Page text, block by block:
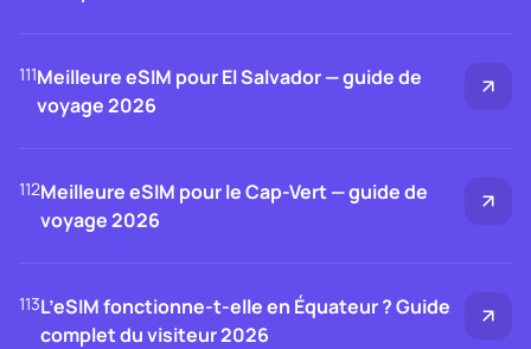
111Meilleure eSIM pour El Salvador — guide de
voyage 2026
112Meilleure eSIM pour le Cap-Vert — guide de
voyage 2026
113L’eSIM fonctionne-t-elle en Équateur ? Guide
complet du visiteur 2026